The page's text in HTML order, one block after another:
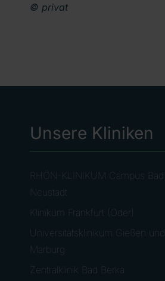
© privat
Unsere Kliniken
RHÖN-KLINIKUM Campus Bad
Neustadt
Klinikum Frankfurt (Oder)
Universitätsklinikum Gießen und
Marburg
Zentralklinik Bad Berka